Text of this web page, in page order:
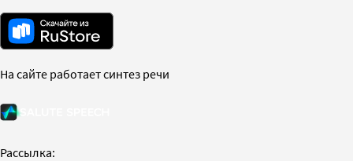
На сайте работает синтез речи
Рассылка: